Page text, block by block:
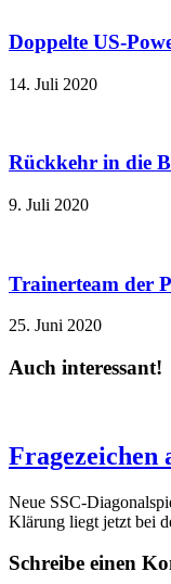
Doppelte US-
14. Juli 2020
Rückkehr in die
9. Juli 2020
Trainerteam der
25. Juni 2020
Auch interessant!
Fragezeichen
Neue SSC-
Klärung liegt jetzt bei
Schreibe einen